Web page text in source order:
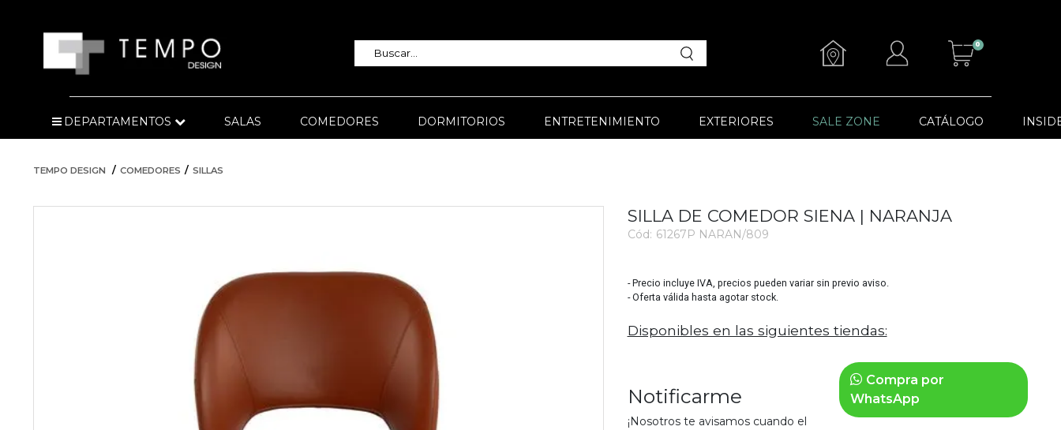
0
DEPARTAMENTOS SALAS COMEDORES DORMITORIOS ENTRETENIMIENTO EXTERIORES SALE ZONE CATÁLOGO
TEMPO DESIGN COMEDORES SILLAS
SILLA DE COMEDOR SIENA | NARANJA
Cód: 61267P NARAN/809
- Precio incluye IVA, precios pueden variar sin previo aviso.
- Oferta válida hasta agotar stock.
Disponibles en las siguientes tiendas:
Notificarme
¡Nosotros te avisamos cuando el
Compra por
WhatsApp